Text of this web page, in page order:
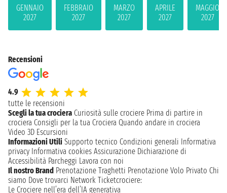
GENNAIO
2027
FEBBRAIO
2027
MARZO
2027
APRILE
2027
MAGGIO
2027
Recensioni
4.9
tutte le recensioni
Scegli la tua crociera Curiosità sulle crociere Prima di partire in
crociera Consigli per la tua Crociera Quando andare in crociera
Video 3D Escursioni
Informazioni Utili Supporto tecnico Condizioni generali Informativa
privacy Informativa cookies Assicurazione Dichiarazione di
Accessibilità Parcheggi Lavora con noi
Il nostro Brand Prenotazione Traghetti Prenotazione Volo Privato Chi
siamo Dove trovarci Network Ticketcrociere:
Le Crociere nell’era dell’IA generativa